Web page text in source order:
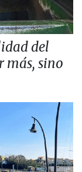
del
más, sino